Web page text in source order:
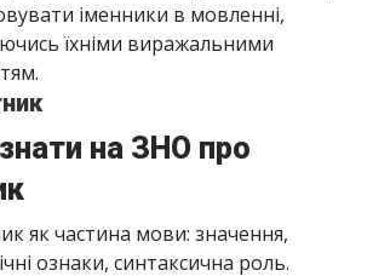
іменники в мовленні,
їхніми виражальними
на ЗНО про
як частина мови: значення,
ознаки, синтаксична роль.